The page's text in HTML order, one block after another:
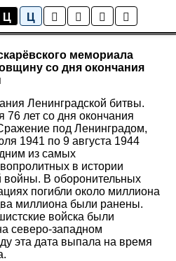
Ц Ц
Новости
мемориала
со дня окончания
Ленинградской битвы.
76 лет со дня окончания
под Ленинградом,
1941 по 9 августа 1944
из самых
в истории
войны. В оборонительных
погибли около миллиона
миллиона были ранены.
войска были
северо-западном
эта дата выпала на время